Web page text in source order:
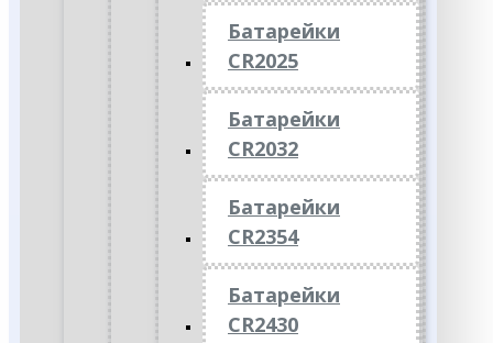
Батарейки
CR2025
Батарейки
CR2032
Батарейки
CR2354
Батарейки
CR2430